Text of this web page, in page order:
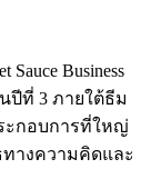
Business
ปีที่ 3 ภายใต้ธีม
ระกอบการที่ใหญ่
างความคิดและ